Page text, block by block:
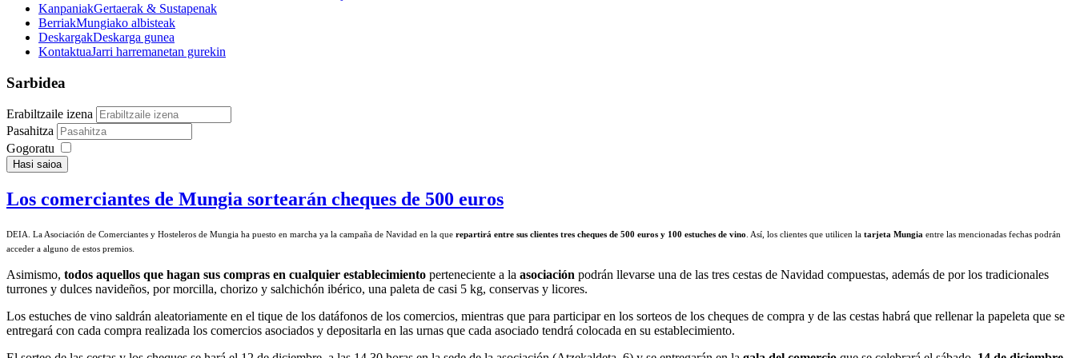
KanpaniakGertaerak & Sustapenak
BerriakMungiako albisteak
DeskargakDeskarga gunea
KontaktuaJarri harremanetan gurekin
Sarbidea
Erabiltzaile izena
Pasahitza
Gogoratu
Hasi saioa
Los comerciantes de Mungia sortearán cheques de 500 euros
DEIA. La Asociación de Comerciantes y Hosteleros de Mungia ha puesto en marcha ya la campaña de Navidad en la que repartirá entre sus clientes tres cheques de 500 euros y 100 estuches de vino . Así, los clientes que utilicen la tarjeta Mungia entre las mencionadas fechas podrán
acceder a alguno de estos premios.
Asimismo, todos aquellos que hagan sus compras en cualquier establecimiento perteneciente a la asociación podrán llevarse una de las tres cestas de Navidad compuestas, además de por los tradicionales
turrones y dulces navideños, por morcilla, chorizo y salchichón ibérico, una paleta de casi 5 kg, conservas y licores.
Los estuches de vino saldrán aleatoriamente en el tique de los datáfonos de los comercios, mientras que para participar en los sorteos de los cheques de compra y de las cestas habrá que rellenar la papeleta que se
entregará con cada compra realizada los comercios asociados y depositarla en las urnas que cada asociado tendrá colocada en su establecimiento.